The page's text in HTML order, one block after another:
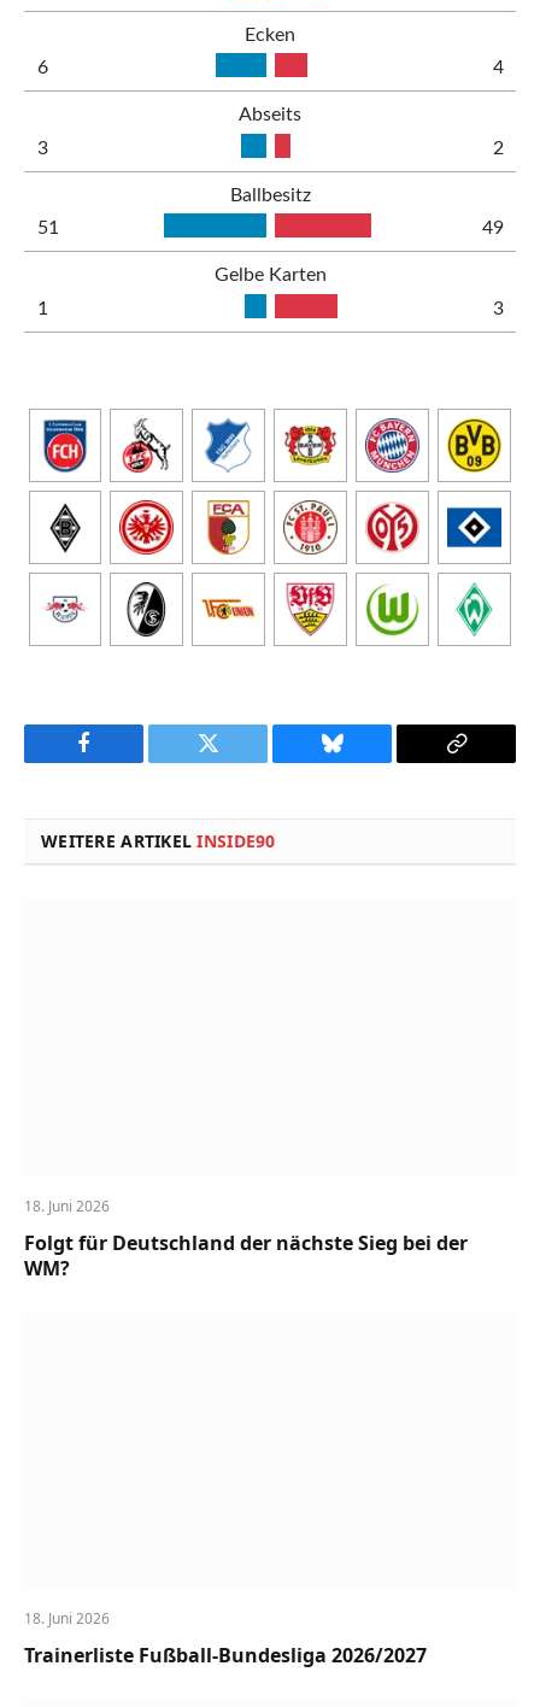
Ecken
6
4
Abseits
3
2
Ballbesitz
51
49
Gelbe Karten
1
3
Facebook Twitter Bluesky
Copy
WEITERE ARTIKELINSIDE90
18. Juni 2026
Folgt für Deutschland der nächste Sieg bei der
WM?
18. Juni 2026
Trainerliste Fußball-Bundesliga 2026/2027